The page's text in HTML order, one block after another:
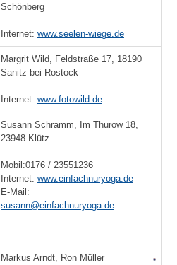
Schönberg
Internet: www.seelen-wiege.de
Margrit Wild, Feldstraße 17, 18190
Sanitz bei Rostock
Internet: www.fotowild.de
Susann Schramm, Im Thurow 18,
23948 Klütz
Mobil:0176 / 23551236
Internet: www.einfachnuryoga.de
E-Mail:
susann@einfachnuryoga.de
Markus Arndt, Ron Müller